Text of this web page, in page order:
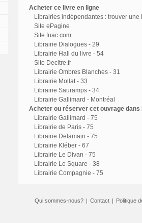
Acheter ce livre en ligne
Librairies indépendantes : trouver une
Site ePagine
Site fnac.com
Librairie Dialogues - 29
Librairie Hall du livre - 54
Site Decitre.fr
Librairie Ombres Blanches - 31
Librairie Mollat - 33
Librairie Sauramps - 34
Librairie Gallimard - Montréal
Acheter ou réserver cet ouvrage
Librairie Gallimard - 75
Librairie de Paris - 75
Librairie Delamain - 75
Librairie Kléber - 67
Librairie Le Divan - 75
Librairie Le Square - 38
Librairie Compagnie - 75
Qui sommes-nous? | Contact | Politique